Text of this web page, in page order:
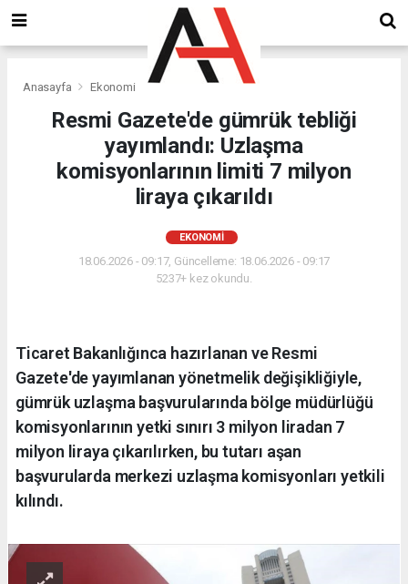
Anasayfa Ekonomi
Resmi Gazete'de gümrük tebliği
yayımlandı: Uzlaşma
komisyonlarının limiti 7 milyon
liraya çıkarıldı
EKONOMI
18.06.2026 - 09:17, Güncelleme: 18.06.2026 - 09:17
5237+ kez okundu.
Ticaret Bakanlığınca hazırlanan ve Resmi
Gazete'de yayımlanan yönetmelik değişikliğiyle,
gümrük uzlaşma başvurularında bölge müdürlüğü
komisyonlarının yetki sınırı 3 milyon liradan 7
milyon liraya çıkarılırken, bu tutarı aşan
başvurularda merkezi uzlaşma komisyonları yetkili
kılındı.